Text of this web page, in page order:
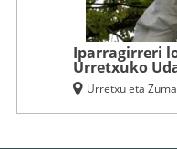
Iparragirreri
Urretxuko
Urretxu eta